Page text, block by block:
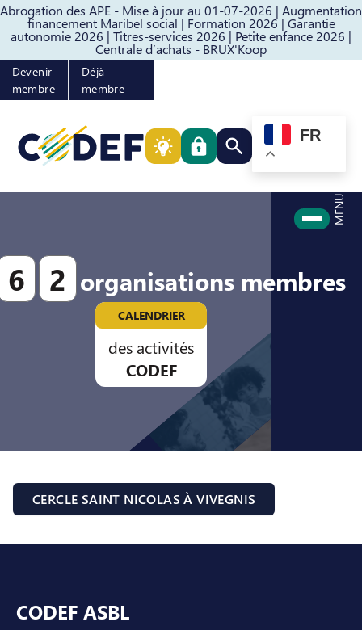
Abrogation des APE - Mise à jour au 01-07-2026 | Augmentation
financement Maribel social | Formation 2026 | Garantie
autonomie 2026 | Titres-services 2026 | Petite enfance 2026 |
Centrale d’achats - BRUX'Koop
Passer au contenuPasser au pied de page
Devenir
membre
Déjà
membre
Rechercher quelque
FR
MENU
6 2 organisations membres
CALENDRIER
des activités
CODEF
CERCLE SAINT NICOLAS À VIVEGNIS
CODEF ASBL